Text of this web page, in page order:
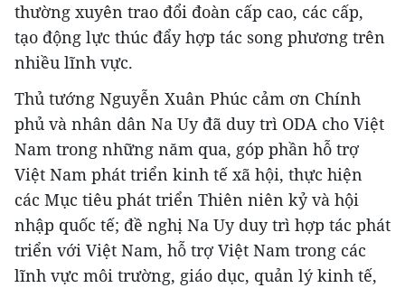
thường xuyên trao đổi đoàn cấp cao, các cấp,
tạo động lực thúc đẩy hợp tác song phương trên
nhiều lĩnh vực.
Thủ tướng Nguyễn Xuân Phúc cảm ơn Chính
phủ và nhân dân Na Uy đã duy trì ODA cho Việt
Nam trong những năm qua, góp phần hỗ trợ
Việt Nam phát triển kinh tế xã hội, thực hiện
các Mục tiêu phát triển Thiên niên kỷ và hội
nhập quốc tế; đề nghị Na Uy duy trì hợp tác phát
triển với Việt Nam, hỗ trợ Việt Nam trong các
lĩnh vực môi trường, giáo dục, quản lý kinh tế,